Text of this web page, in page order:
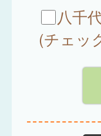
八千
(チェッ